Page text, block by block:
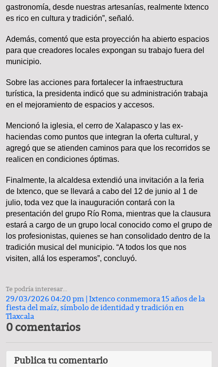
gastronomía, desde nuestras artesanías, realmente Ixtenco
es rico en cultura y tradición”, señaló.
Además, comentó que esta proyección ha abierto espacios
para que creadores locales expongan su trabajo fuera del
municipio.
Sobre las acciones para fortalecer la infraestructura
turística, la presidenta indicó que su administración trabaja
en el mejoramiento de espacios y accesos.
Mencionó la iglesia, el cerro de Xalapasco y las ex-
haciendas como puntos que integran la oferta cultural, y
agregó que se atienden caminos para que los recorridos se
realicen en condiciones óptimas.
Finalmente, la alcaldesa extendió una invitación a la feria
de Ixtenco, que se llevará a cabo del 12 de junio al 1 de
julio, toda vez que la inauguración contará con la
presentación del grupo Río Roma, mientras que la clausura
estará a cargo de un grupo local conocido como el grupo de
los profesionistas, quienes se han consolidado dentro de la
tradición musical del municipio. “A todos los que nos
visiten, allá los esperamos”, concluyó.
Te podría interesar...
29/03/2026 04:20 pm | Ixtenco conmemora 15 años de la
fiesta del maíz, símbolo de identidad y tradición en
Tlaxcala
0 comentarios
Publica tu comentario